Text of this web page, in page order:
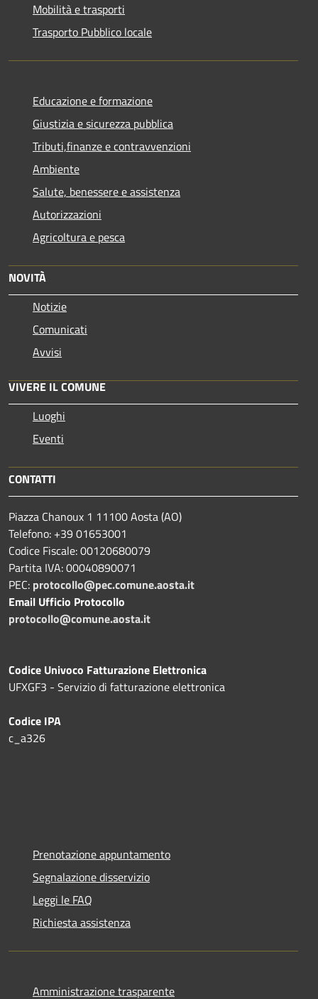
Mobilità e trasporti
Trasporto Pubblico locale
Educazione e formazione
Giustizia e sicurezza pubblica
Tributi,finanze e contravvenzioni
Ambiente
Salute, benessere e assistenza
Autorizzazioni
Agricoltura e pesca
NOVITÀ
Notizie
Comunicati
Avvisi
VIVERE IL COMUNE
Luoghi
Eventi
CONTATTI
Piazza Chanoux 1 11100 Aosta (AO)
Telefono: +39 01653001
Codice Fiscale: 00120680079
Partita IVA: 00040890071
PEC: protocollo@pec.comune.aosta.it
Email Ufficio Protocollo
protocollo@comune.aosta.it
Codice Univoco Fatturazione Elettronica
UFXGF3 - Servizio di fatturazione elettronica
Codice IPA
c_a326
Prenotazione appuntamento
Segnalazione disservizio
Leggi le FAQ
Richiesta assistenza
Amministrazione trasparente